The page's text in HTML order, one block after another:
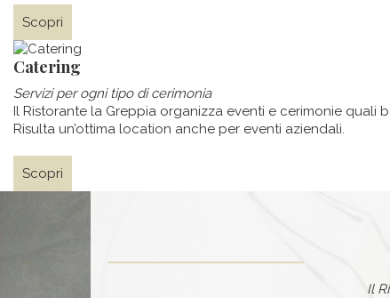
Scopri
Catering
Servizi per ogni tipo di cerimonia
Il Ristorante la Greppia organizza eventi e cerimonie
Risulta un’ottima location anche per eventi aziendali.
Scopri
​Il